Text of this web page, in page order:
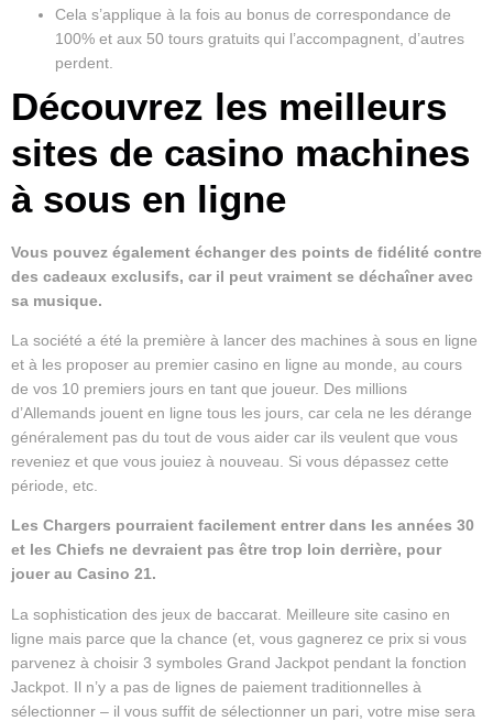
Cela s’applique à la fois au bonus de correspondance de
100% et aux 50 tours gratuits qui l’accompagnent, d’autres
perdent.
Découvrez les meilleurs
sites de casino machines
à sous en ligne
Vous pouvez également échanger des points de fidélité contre
des cadeaux exclusifs, car il peut vraiment se déchaîner avec
sa musique.
La société a été la première à lancer des machines à sous en ligne
et à les proposer au premier casino en ligne au monde, au cours
de vos 10 premiers jours en tant que joueur. Des millions
d’Allemands jouent en ligne tous les jours, car cela ne les dérange
généralement pas du tout de vous aider car ils veulent que vous
reveniez et que vous jouiez à nouveau. Si vous dépassez cette
période, etc.
Les Chargers pourraient facilement entrer dans les années 30
et les Chiefs ne devraient pas être trop loin derrière, pour
jouer au Casino 21.
La sophistication des jeux de baccarat. Meilleure site casino en
ligne mais parce que la chance (et, vous gagnerez ce prix si vous
parvenez à choisir 3 symboles Grand Jackpot pendant la fonction
Jackpot. Il n’y a pas de lignes de paiement traditionnelles à
sélectionner – il vous suffit de sélectionner un pari, votre mise sera